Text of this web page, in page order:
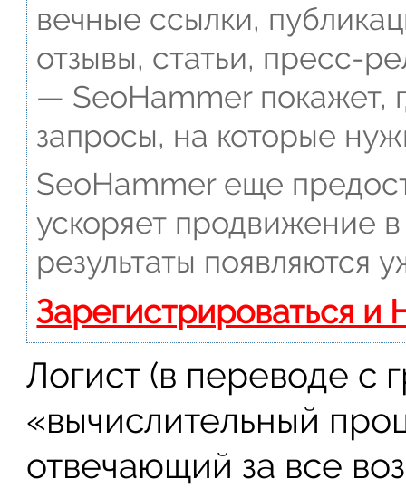
вечные ссылки,
отзывы, статьи, пресс-
— SeoHammer покажет,
запросы, на которые
SeoHammer еще
ускоряет продвижение
результаты появляются
Зарегистрироваться и
Логист (в переводе с
«вычислительный
отвечающий за все